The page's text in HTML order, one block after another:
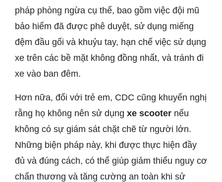
pháp phòng ngừa cụ thể, bao gồm việc đội mũ
bảo hiểm đã được phê duyệt, sử dụng miếng
đệm đầu gối và khuỷu tay, hạn chế việc sử dụng
xe trên các bề mặt không đồng nhất, và tránh đi
xe vào ban đêm.
Hơn nữa, đối với trẻ em, CDC cũng khuyến nghị
rằng họ không nên sử dụng xe scooter nếu
không có sự giám sát chặt chẽ từ người lớn.
Những biện pháp này, khi được thực hiện đầy
đủ và đúng cách, có thể giúp giảm thiểu nguy cơ
chấn thương và tăng cường an toàn khi sử